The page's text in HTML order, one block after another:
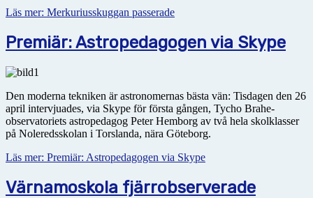
Läs mer: Merkuriusskuggan passerade
Premiär: Astropedagogen via Skype
Den moderna tekniken är astronomernas bästa vän: Tisdagen den 26
april intervjuades, via Skype för första gången, Tycho Brahe-
observatoriets astropedagog Peter Hemborg av två hela skolklasser
på Noleredsskolan i Torslanda, nära Göteborg.
Läs mer: Premiär: Astropedagogen via Skype
Värnamoskola fjärrobserverade